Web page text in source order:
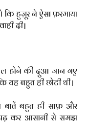
हुज़ूर ने ऐसा फ़रमाया
दी।
होने की दुआ जान गए
यह बहुत ही छोटी थी।
बहुत ही साफ़ और
कर आसानी से समझ